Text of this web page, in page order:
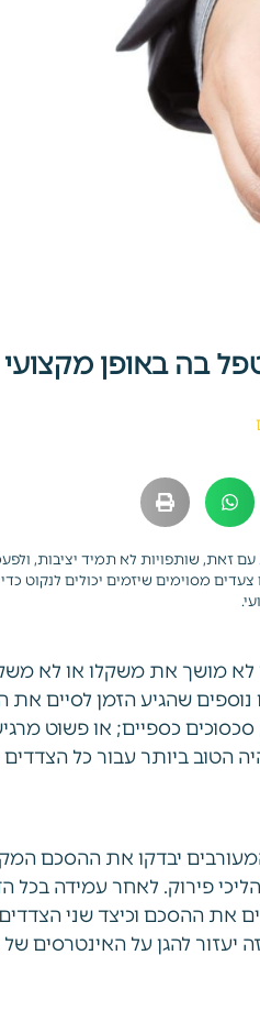
בה באופן מקצועי
עם זאת, שותפויות לא תמיד יציבות,
מסוימים שיזמים יכולים לנקוט
לא מושך את משקלו או לא
שהגיע הזמן לסיים את
כספיים; או פשוט
הטוב ביותר עבור כל
יבדקו את ההסכם
פירוק. לאחר עמידה בכל
את ההסכם וכיצד שני
יעזור להגן על האינטרסים